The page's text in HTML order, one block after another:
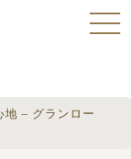
地 – グランロー